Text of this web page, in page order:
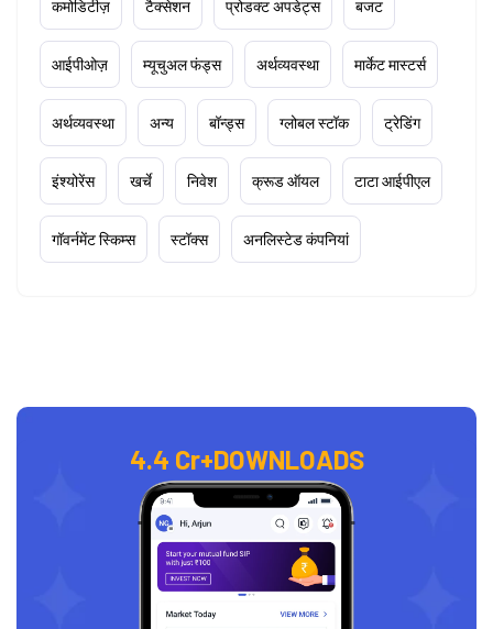
कमोडिटीज़ टैक्सेशन प्रोडक्ट अपडेट्स बजट
आईपीओज़ म्यूचुअल फंड्स अर्थव्यवस्था मार्केट मास्टर्स
अर्थव्यवस्था अन्य बॉन्ड्स ग्लोबल स्टॉक ट्रेडिंग
इंश्योरेंस खर्चे निवेश क्रूड ऑयल टाटा आईपीएल
गॉवर्नमेंट स्किम्स स्टॉक्स अनलिस्टेड कंपनियां
4.4 Cr+DOWNLOADS